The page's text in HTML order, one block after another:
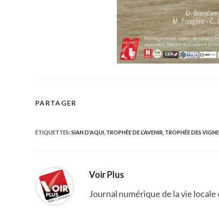
PARTAGER
ÉTIQUETTES:SIAN D'AQUI TROPHÉE DE L'AVENIR TROPHÉE DES
Voir Plus
Journal numérique de la vie